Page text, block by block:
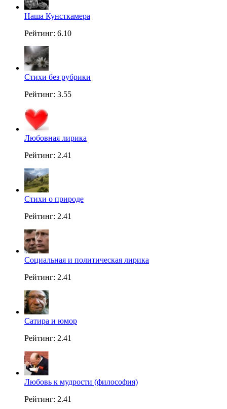
Наша Кунсткамера
Рейтинг: 6.10
Стихи без рубрики
Рейтинг: 3.55
Любовная лирика
Рейтинг: 2.41
Стихи о природе
Рейтинг: 2.41
Социальная и политическая лирика
Рейтинг: 2.41
Сатира и юмор
Рейтинг: 2.41
Любовь к мудрости (философия)
Рейтинг: 2.41